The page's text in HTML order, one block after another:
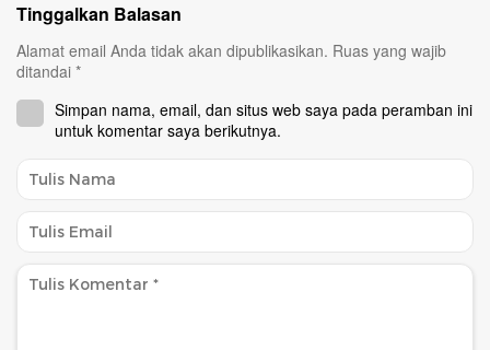
Tinggalkan Balasan
Alamat email Anda tidak akan dipublikasikan. Ruas yang wajib
ditandai *
Simpan nama, email, dan situs web saya pada peramban ini
untuk komentar saya berikutnya.